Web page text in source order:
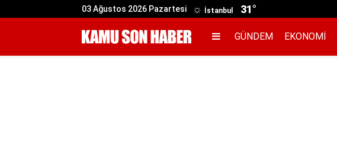
03 Ağustos 2026 Pazartesi İstanbul 31°
GÜNDEM EKONOMI